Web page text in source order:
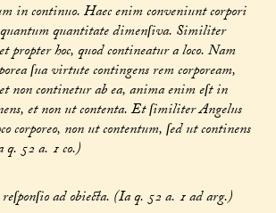
in continuo. Haec enim conveniunt corpori
quantum quantitate dimenſiva. Similiter
propter hoc, quod contineatur a loco. Nam
ſua virtute contingens rem corpoream,
non continetur ab ea, anima enim eſt in
et non ut contenta. Et ſimiliter Angelus
corporeo, non ut contentum, ſed ut continens
52 a. 1 co.)
ad obiecta. (Ia q. 52 a. 1 ad arg.)